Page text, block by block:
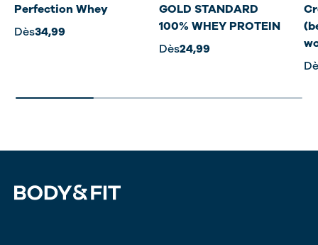
Perfection Whey
Dès34,99
GOLD STANDARD
100% WHEY PROTEIN
Dès24,99